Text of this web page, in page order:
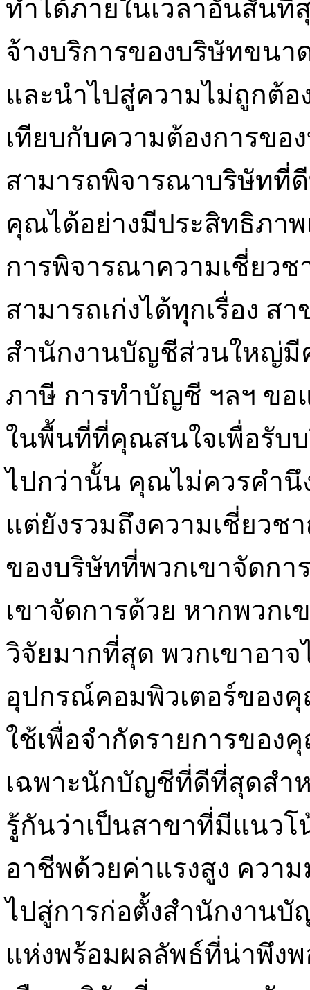
ทำได้ภายในเวลาอันสั้น
จ้างบริการของบริษัทขนา
และนำไปสู่ความไม่ถูกต้อ
เทียบกับความต้องการข
สามารถพิจารณาบริษัทที่
คุณได้อย่างมีประสิทธิภา
การพิจารณาความเชี่ยวช
สามารถเก่งได้ทุกเรื่อง
สำนักงานบัญชีส่วนใหญ่มี
ภาษี การทำบัญชี ฯลฯ ขอ
ในพื้นที่ที่คุณสนใจเพื่อรับ
ไปกว่านั้น คุณไม่ควรคำนึ
แต่ยังรวมถึงความเชี่ยวช
ของบริษัทที่พวกเขาจัดกา
เขาจัดการด้วย หากพวก
วิจัยมากที่สุด พวกเขาอา
อุปกรณ์คอมพิวเตอร์ของ
ใช้เพื่อจำกัดรายการของ
เฉพาะนักบัญชีที่ดีที่สุดส
รู้กันว่าเป็นสาขาที่มีแนว
อาชีพด้วยค่าแรงสูง ควา
ไปสู่การก่อตั้งสำนักงาน
แห่งพร้อมผลลัพธ์ที่น่าพึงพ